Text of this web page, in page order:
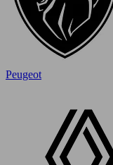
Peugeot